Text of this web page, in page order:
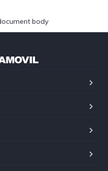
body